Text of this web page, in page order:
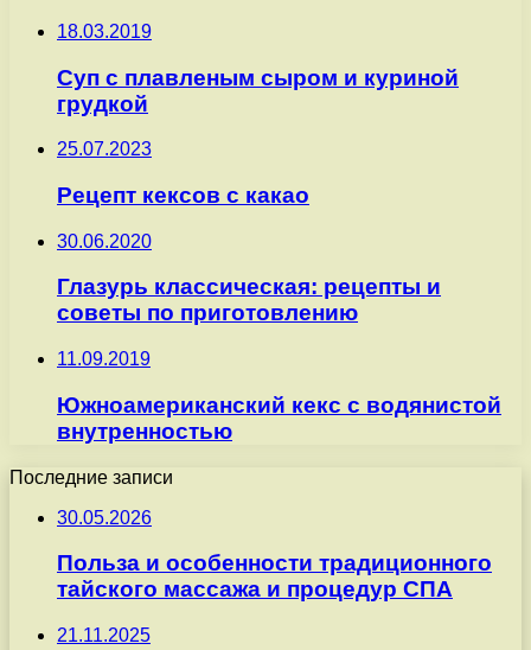
18.03.2019
Суп с плавленым сыром и куриной
грудкой
25.07.2023
Рецепт кексов с какао
30.06.2020
Глазурь классическая: рецепты и
советы по приготовлению
11.09.2019
Южноамериканский кекс с водянистой
внутренностью
Последние записи
30.05.2026
Польза и особенности традиционного
тайского массажа и процедур СПА
21.11.2025